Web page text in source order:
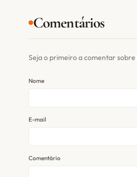
Comentários
Seja o primeiro a comentar sobre
Nome
E-mail
Comentário